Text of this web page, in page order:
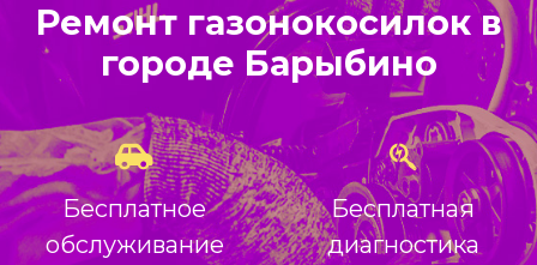
Ремонт газонокосилок в
городе Барыбино
Бесплатное
обслуживание
Бесплатная
диагностика